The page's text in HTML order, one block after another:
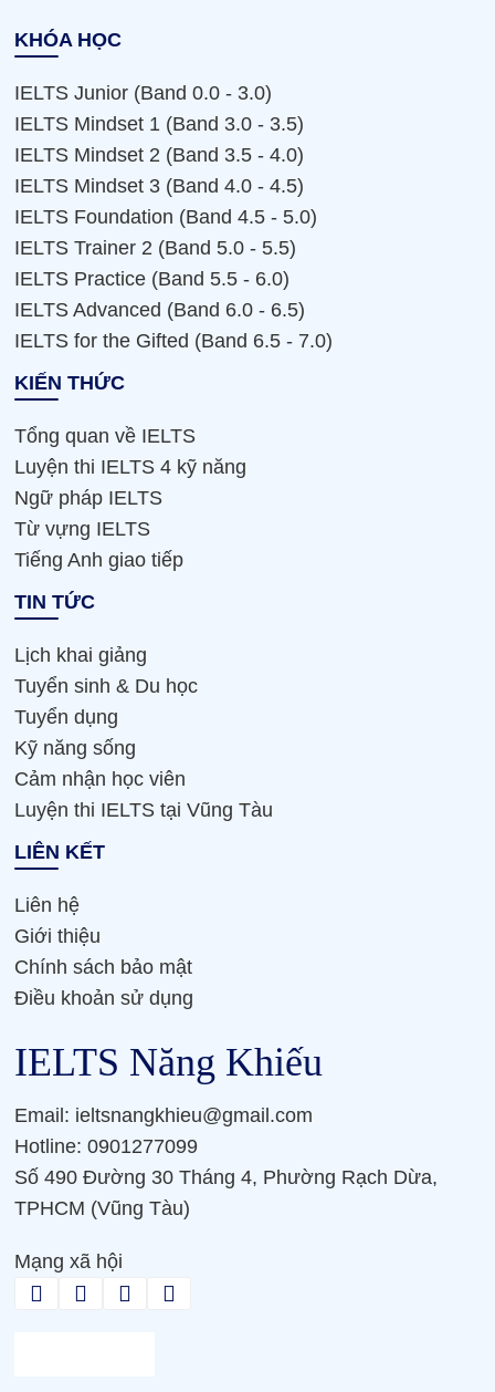
KHÓA HỌC
IELTS Junior (Band 0.0 - 3.0)
IELTS Mindset 1 (Band 3.0 - 3.5)
IELTS Mindset 2 (Band 3.5 - 4.0)
IELTS Mindset 3 (Band 4.0 - 4.5)
IELTS Foundation (Band 4.5 - 5.0)
IELTS Trainer 2 (Band 5.0 - 5.5)
IELTS Practice (Band 5.5 - 6.0)
IELTS Advanced (Band 6.0 - 6.5)
IELTS for the Gifted (Band 6.5 - 7.0)
KIẾN THỨC
Tổng quan về IELTS
Luyện thi IELTS 4 kỹ năng
Ngữ pháp IELTS
Từ vựng IELTS
Tiếng Anh giao tiếp
TIN TỨC
Lịch khai giảng
Tuyển sinh & Du học
Tuyển dụng
Kỹ năng sống
Cảm nhận học viên
Luyện thi IELTS tại Vũng Tàu
LIÊN KẾT
Liên hệ
Giới thiệu
Chính sách bảo mật
Điều khoản sử dụng
IELTS Năng Khiếu
Email: ieltsnangkhieu@gmail.com
Hotline: 0901277099
Số 490 Đường 30 Tháng 4, Phường Rạch Dừa,
TPHCM (Vũng Tàu)
Mạng xã hội